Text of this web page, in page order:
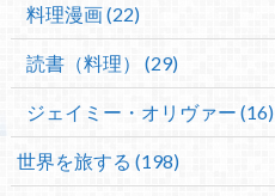
料理漫画 (22)
読書（料理） (29)
ジェイミー・オリヴァー (16)
世界を旅する (198)